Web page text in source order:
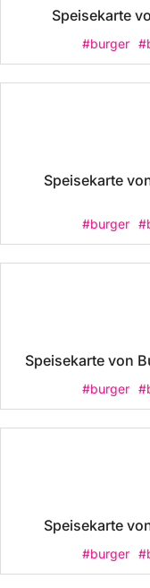
Speisekarte
#burger
Speisekarte
#burger
Speisekarte von
#burger
Speisekarte
#burger